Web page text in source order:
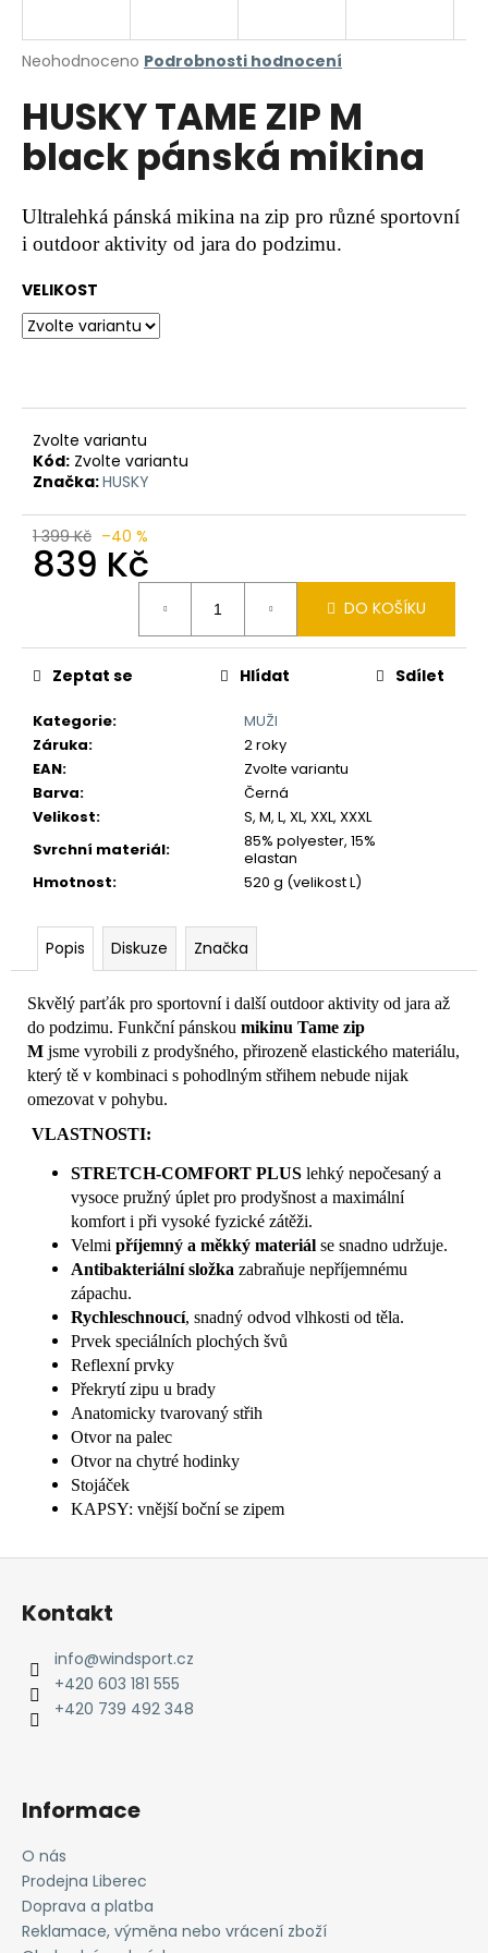
Průměrné
produktu
je
0,0
hvězdiček.
Neohodnoceno Podrobnosti hodnocení
HUSKY TAME ZIP M
black pánská mikina
Ultralehká pánská mikina na zip pro různé sportovní
i outdoor aktivity od jara do podzimu.
VELIKOST
Zvolte variantu
Kód: Zvolte variantu
Značka:HUSKY
1 399 Kč –40 %
839 Kč
DO KOŠÍKU
Kategorie:
MUŽI
Záruka:
2 roky
EAN:
Zvolte variantu
Barva:
Černá
Velikost:
S, M, L, XL, XXL, XXXL
Svrchní materiál:
85% polyester, 15%
elastan
Hmotnost: 520 g (velikost L)
Zeptat se Hlídat Sdílet
Popis Diskuze Značka
Skvělý parťák pro sportovní i další outdoor aktivity od jara až
do podzimu. Funkční pánskou mikinu Tame zip
M jsme vyrobili z prodyšného, přirozeně elastického materiálu,
který tě v kombinaci s pohodlným střihem nebude nijak
omezovat v pohybu.
VLASTNOSTI:
STRETCH-COMFORT PLUS lehký nepočesaný a
vysoce pružný úplet pro prodyšnost a maximální
komfort i při vysoké fyzické zátěži.
Velmi příjemný a měkký materiál se snadno udržuje.
Antibakteriální složka zabraňuje nepříjemnému
zápachu.
Rychleschnoucí, snadný odvod vlhkosti od těla.
Prvek speciálních plochých švů
Reflexní prvky
Překrytí zipu u brady
Anatomicky tvarovaný střih
Otvor na palec
Otvor na chytré hodinky
Stojáček
KAPSY: vnější boční se zipem
j
t
?
HLEDAT
D
u
č
u
Z
Kontakt
info@windsport.cz
+420 603 181 555
+420 739 492 348
Informace
O nás
Prodejna Liberec
Doprava a platba
Reklamace, výměna nebo vrácení zboží